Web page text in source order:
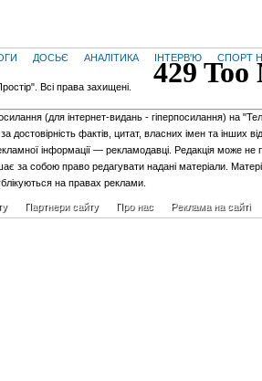
ДОСЬЄ АНАЛІТИКА ІНТЕРВ'Ю СПОРТ
Всі права захищені.
(для iнтернет-видань - гiперпосилання) на
достовірність фактів, цитат, власних імен та інших
інформації — рекламодавці. Редакція може не
за собою право редагувати надані матеріали.
на правах реклами.
Партнери сайту Про нас Реклама на сайті